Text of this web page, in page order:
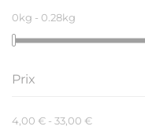
0kg - 0.28kg
Prix
4,00 € - 33,00 €